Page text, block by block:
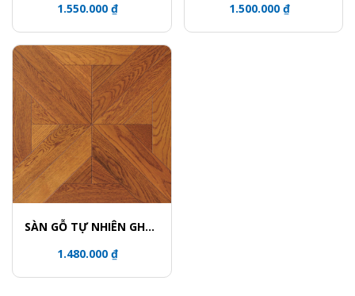
1.550.000 ₫ 1.500.000 ₫
SÀN GỖ TỰ NHIÊN GHÉP
1.480.000 ₫